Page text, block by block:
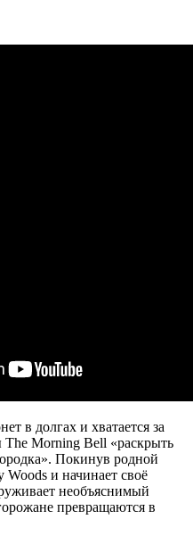
в долгах и хватается за
Morning Bell «раскрыть
Покинув родной
и начинает своё
необъяснимый
превращаются в